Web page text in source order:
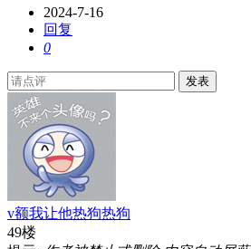
2024-7-16
回复
0
发表
v额我让他热狗热狗
49楼